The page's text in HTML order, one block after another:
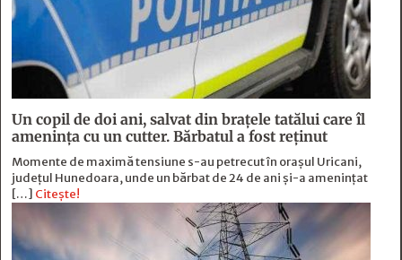
Un copil de doi ani, salvat din brațele tatălui care îl
amenința cu un cutter. Bărbatul a fost reținut
Momente de maximă tensiune s-au petrecut în orașul Uricani,
județul Hunedoara, unde un bărbat de 24 de ani și-a amenințat
[…] Citește!